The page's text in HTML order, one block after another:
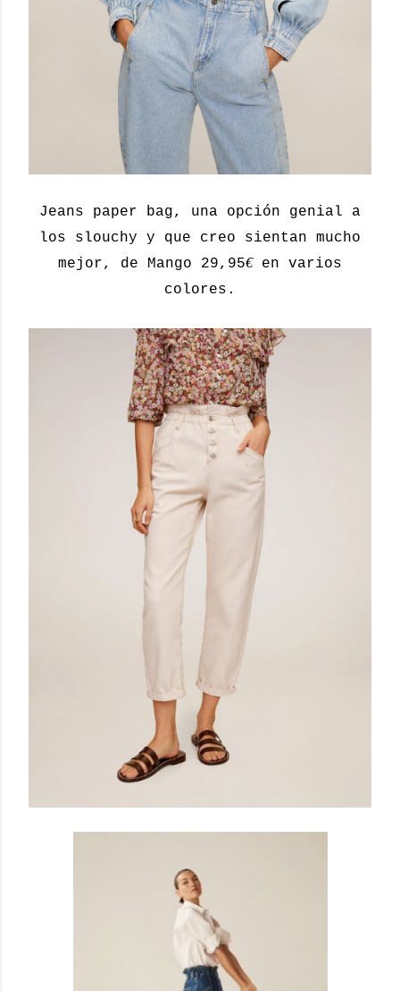
Jeans paper bag, una opción genial a
los slouchy y que creo sientan mucho
mejor, de Mango 29,95€en varios
colores.